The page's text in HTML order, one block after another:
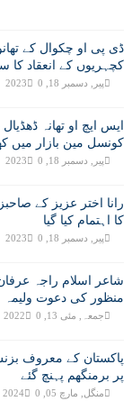
ڈی پی او چکوال کے
کچہریوں کے انعقاد کا
پیر, دسمبر 18, 2023 0
ایس ایچ او تھانہ
کونسل مین بازار میں
پیر, دسمبر 18, 2023 0
رانا اختر عزیز کے
کا اہتمام کیا گیا
پیر, دسمبر 18, 2023 0
شاعر اسلام راجہ
منظور کی دعوت ولیمہ
جمعہ, مئی 13, 2022 0
پاکستان کے معروف
پر برمنگھم پہنچ گئے
منگل, مارچ 05, 2024 0